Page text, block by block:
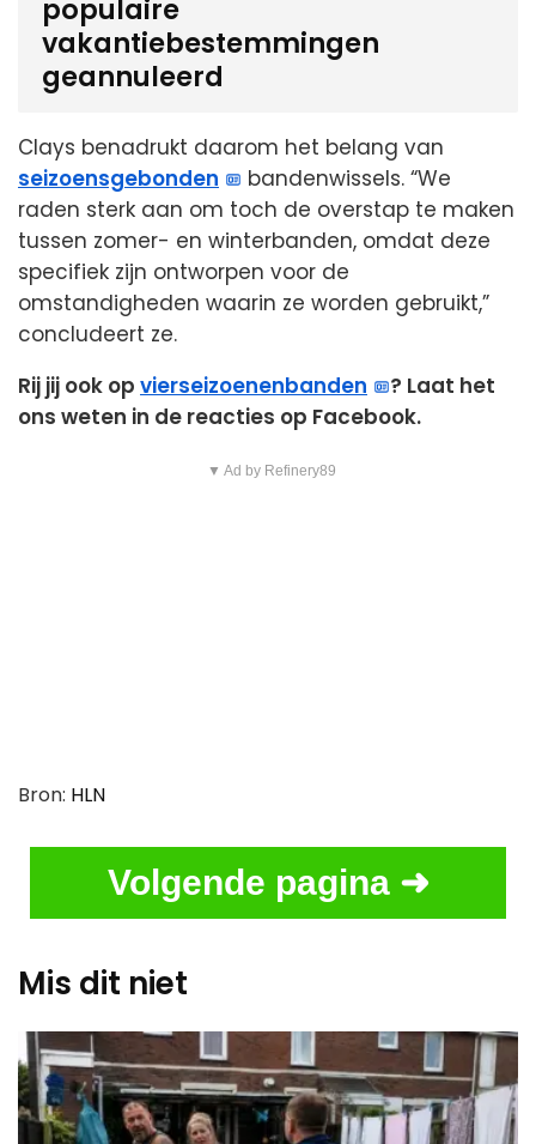
populaire
vakantiebestemmingen
geannuleerd
Clays benadrukt daarom het belang van
seizoensgebonden
bandenwissels. “We
raden sterk aan om toch de overstap te maken
tussen zomer- en winterbanden, omdat deze
specifiek zijn ontworpen voor de
omstandigheden waarin ze worden gebruikt,”
concludeert ze.
Rij jij ook op vierseizoenenbanden
? Laat het
ons weten in de reacties op Facebook.
▼ Ad by Refinery89
Bron: HLN
Volgende pagina ➜
Mis dit niet